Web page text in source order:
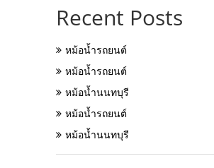
Recent Posts
หม้อน้ำรถยนต์
หม้อน้ำรถยนต์
หม้อน้ำนนทบุรี
หม้อน้ำรถยนต์
หม้อน้ำนนทบุรี